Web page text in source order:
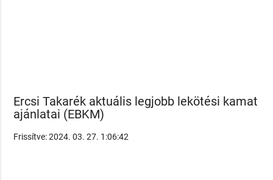
Ercsi Takarék aktuális legjobb lekötési kamat
ajánlatai (EBKM)
Frissítve: 2024. 03. 27. 1:06:42